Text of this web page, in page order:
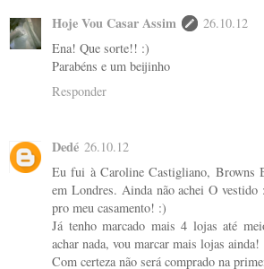
Hoje Vou Casar Assim
26.10.12
Ena! Que sorte!! :)
Parabéns e um beijinho
Responder
Dedé 26.10.12
Eu fui à Caroline Castigliano, Browns
em Londres. Ainda não achei O
pro meu casamento! :)
Já tenho marcado mais 4 lojas até
achar nada, vou marcar mais lojas ainda!
Com certeza não será comprado na